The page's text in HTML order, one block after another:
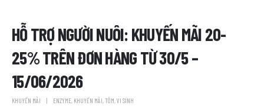
HỖ TRỢ NGƯỜI NUÔI: KHUYẾN MÃI 20-
25% TRÊN ĐƠN HÀNG TỪ 30/5 –
15/06/2026
KHUYẾN MÃI ENZYME, KHUYẾN MÃI,TÔM,VI SINH